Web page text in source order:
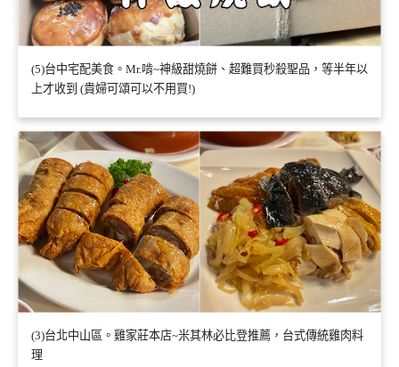
(5)台中宅配美食。Mr.啃~神級甜燒餅、超難買秒殺聖品，等半年以
上才收到 (貴婦可頌可以不用買!)
(3)台北中山區。雞家莊本店~米其林必比登推薦，台式傳統雞肉料
理